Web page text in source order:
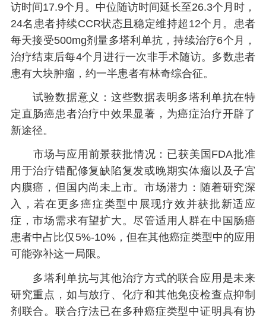
访时间17.9个月。中位随访时间延长至26.3个月时，
24名患者持续CCR状态且稳定维持超12个月。患者
每天接受500mg剂量多塔利单抗，持续治疗6个月，
治疗结束后每4个月进行一次非手术随访。多数患者
患有大块肿瘤，约一半患者有林奇综合征。
试验数据意义：这些数据表明多塔利单抗在特
定直肠癌患者治疗中效果显著，为癌症治疗开辟了
新途径。
市场与应用前景获批情况：已获美国FDA批准
用于治疗错配修复缺陷复发或晚期实体瘤以及子宫
内膜癌，但国内尚未上市。市场潜力：随着研究深
入，若在更多癌症类型中展现疗效并获批新适应
症，市场需求有望扩大。尽管适用人群在中国肠癌
患者中占比仅5%-10%，但在其他癌症类型中的应用
可能弥补这一局限。
多塔利单抗与其他治疗方式的联合应用是未来
研究重点，如与放疗、化疗和其他免疫检查点抑制
剂联合。联合疗法已在多种癌症类型中证明具有协